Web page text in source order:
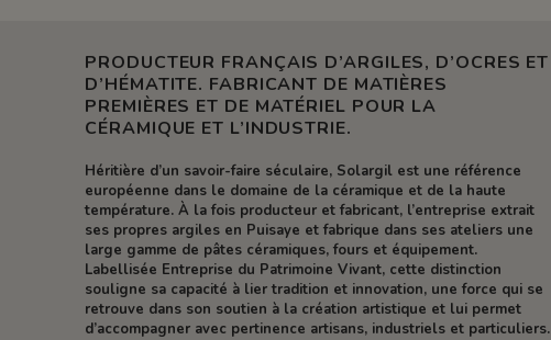
PRODUCTEUR FRANÇAIS D’ARGILES, D’OCRES ET
D’HÉMATITE. FABRICANT DE MATIÈRES
PREMIÈRES ET DE MATÉRIEL POUR LA
CÉRAMIQUE ET L’INDUSTRIE.
Héritière d’un savoir-faire séculaire, Solargil est une référence
européenne dans le domaine de la céramique et de la haute
température. À la fois producteur et fabricant, l’entreprise extrait
ses propres argiles en Puisaye et fabrique dans ses ateliers une
large gamme de pâtes céramiques, fours et équipement.
Labellisée Entreprise du Patrimoine Vivant, cette distinction
souligne sa capacité à lier tradition et innovation, une force qui se
retrouve dans son soutien à la création artistique et lui permet
d’accompagner avec pertinence artisans, industriels et particuliers.